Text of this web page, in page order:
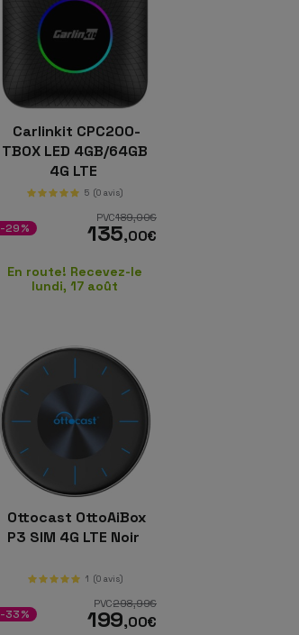
Carlinkit CPC200-
TBOX LED 4GB/64GB
4G LTE
5 (0 avis)
PVC189,00€
135,00€
-29%
En route! Recevez-le
lundi, 17 août
Ottocast OttoAiBox
P3 SIM 4G LTE Noir
1 (0 avis)
PVC298,99€
199,00€
-33%